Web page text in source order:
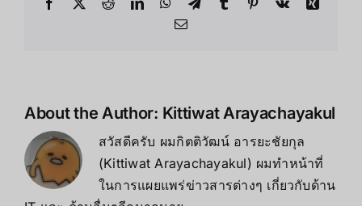
Email
About the Author: Kittiwat Arayachayakul
สวัสดีครับ ผมกิตติวัฒน์ อารยะชัยกุล
(Kittiwat Arayachayakul) ผมทำหน้าที่
ในการแผยแพร่ข่าวสารต่างๆ เกี่ยวกับด้าน